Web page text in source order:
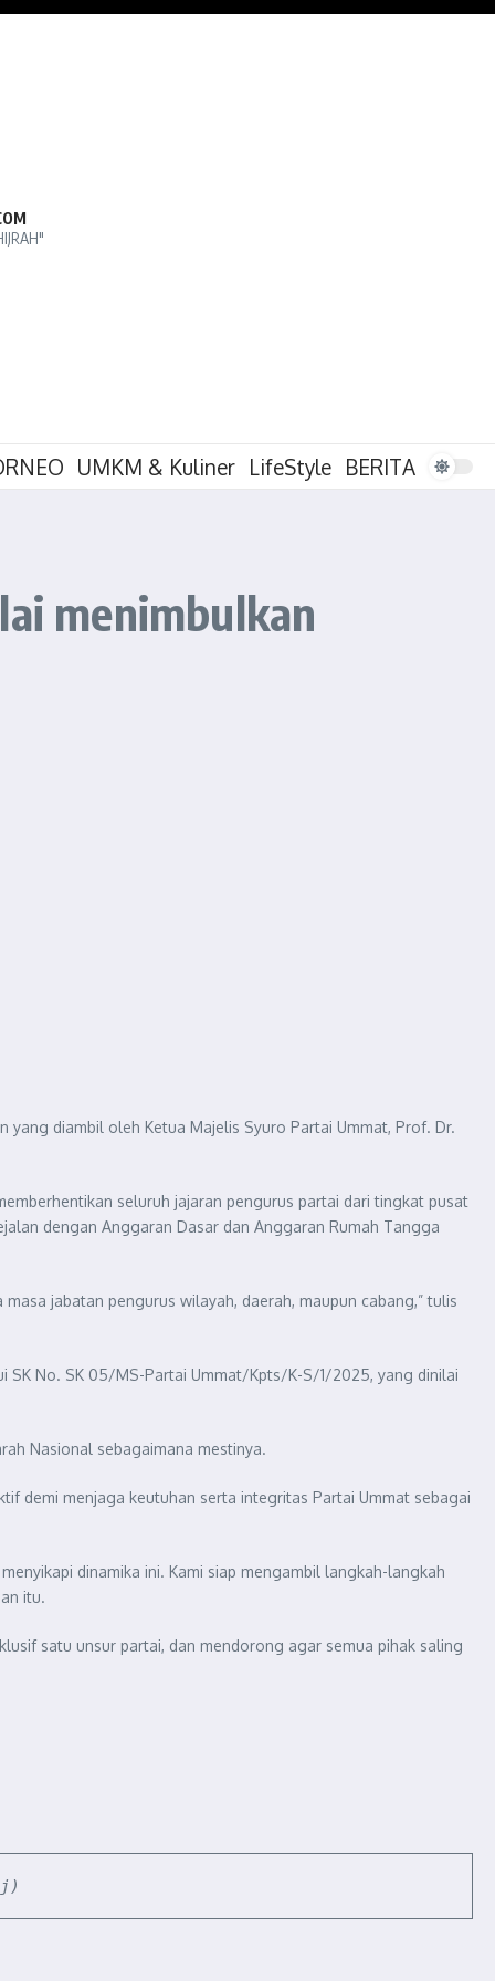
UMKM & Kuliner LifeStyle BERITA
menimbulkan
yang diambil oleh Ketua Majelis Syuro Partai Ummat, Prof. Dr.
seluruh jajaran pengurus partai dari tingkat pusat
dengan Anggaran Dasar dan Anggaran Rumah Tangga
jabatan pengurus wilayah, daerah, maupun cabang,” tulis
SK No. SK 05/MS-Partai Ummat/Kpts/K-S/1/2025, yang dinilai
Nasional sebagaimana mestinya.
demi menjaga keutuhan serta integritas Partai Ummat sebagai
dinamika ini. Kami siap mengambil langkah-langkah
itu.
satu unsur partai, dan mendorong agar semua pihak saling